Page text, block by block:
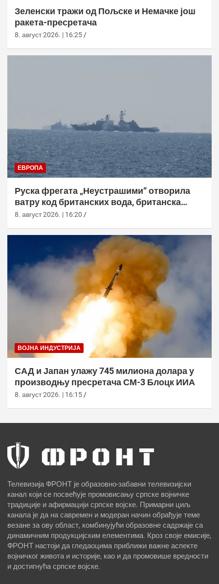
Зеленски тражи од Пољске и Немачке још
ракета-пресретача
8. август 2026. | 16:25
ЕВРОПА
Руска фрегата „Неустрашими“ отворила
ватру код британских вода, британска
морнарица појачала праћење
8. август 2026. | 16:20
ВОЈНА ИНДУСТРИЈА
САД и Јапан улажу 745 милиона долара у
производњу пресретача СМ-3 Блоцк ИИА
8. август 2026. | 16:15
Телевизија ФРОНТ је образовно-забавни телевизијски
канал који се посвећује промовисању српске војничке
традиције и афирмацији српске војске. Примарни циљ
канала је да на савремен и модеран начин обрађује теме
везане за ову област, комбинујући образовне садржаје са
динамичним продукцијским елементима. Кроз своје емисије,
ФРОНТ настоји да гледаоцима приближи важне аспекте
војничког живота и историје, као и да промовише вредности
и достигнућа српске војске.